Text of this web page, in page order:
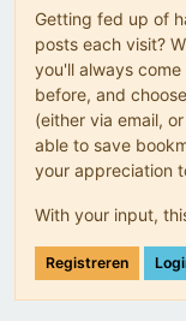
Getting fed up of
posts each visit?
you'll always
before, and
(either via email,
able to save
your appreciation
With your input,
Registreren